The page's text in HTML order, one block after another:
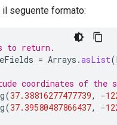
seguente formato:
to return.
= Arrays .asList(
coordinates of the
(37.38816277477739, -
(37.39580487866437, -